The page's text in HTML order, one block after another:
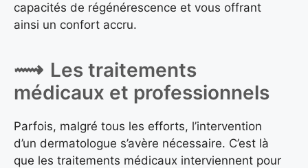
capacités de régénérescence et vous offrant
ainsi un confort accru.
Les traitements
médicaux et professionnels
Parfois, malgré tous les efforts, l’intervention
d’un dermatologue s’avère nécessaire. C’est là
que les traitements médicaux interviennent pour